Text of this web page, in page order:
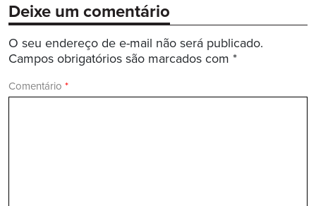
Deixe um comentário
O seu endereço de e-mail não será publicado.
Campos obrigatórios são marcados com *
Comentário *